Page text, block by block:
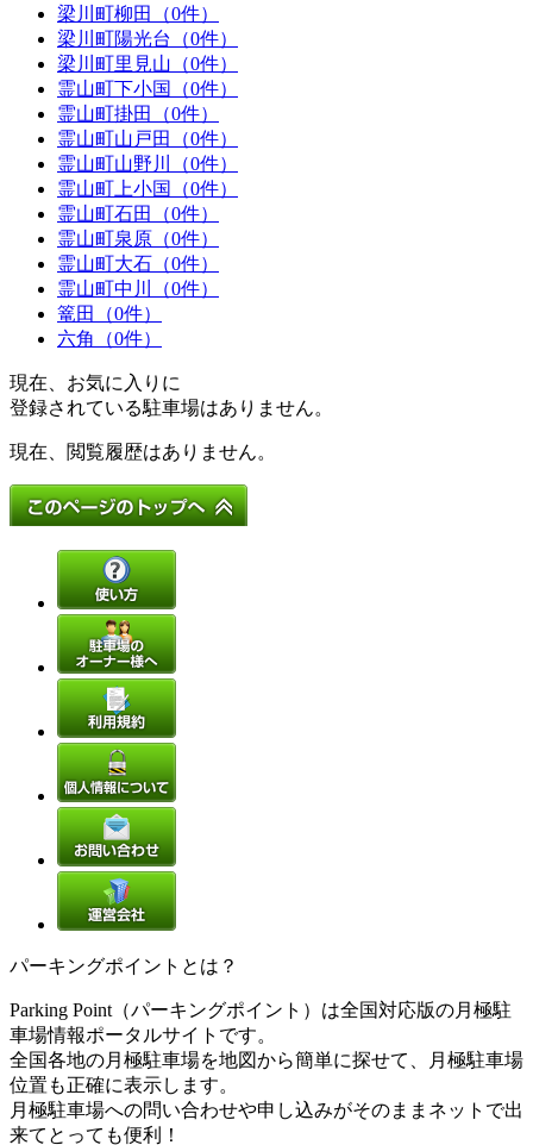
梁川町柳田（0件）
梁川町陽光台（0件）
梁川町里見山（0件）
霊山町下小国（0件）
霊山町掛田（0件）
霊山町山戸田（0件）
霊山町山野川（0件）
霊山町上小国（0件）
霊山町石田（0件）
霊山町泉原（0件）
霊山町大石（0件）
霊山町中川（0件）
篭田（0件）
六角（0件）
現在、お気に入りに
登録されている駐車場はありません。
現在、閲覧履歴はありません。
パーキングポイントとは？
Parking Point（パーキングポイント）は全国対応版の月極駐
車場情報ポータルサイトです。
全国各地の月極駐車場を地図から簡単に探せて、月極駐車場
位置も正確に表示します。
月極駐車場への問い合わせや申し込みがそのままネットで出
来てとっても便利！